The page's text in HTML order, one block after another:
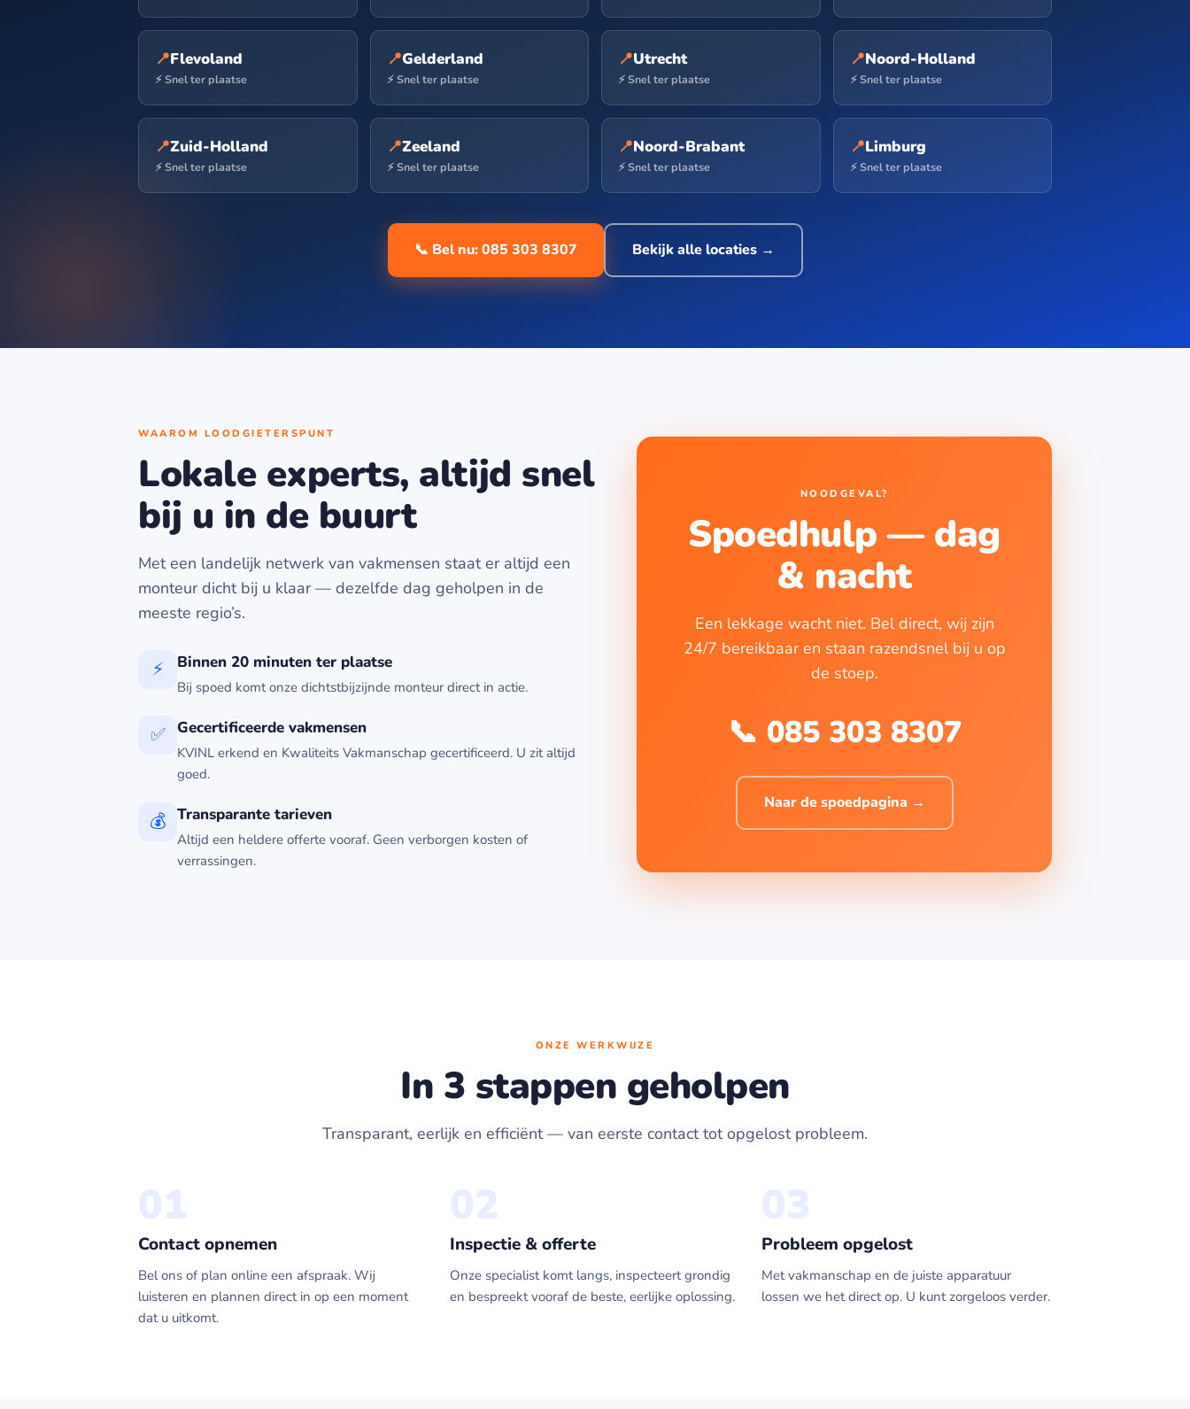
📍Flevoland
⚡ Snel ter plaatse
📍Gelderland
⚡ Snel ter plaatse
📍Utrecht
⚡ Snel ter plaatse
📍Noord-Holland
⚡ Snel ter plaatse
📍Zuid-Holland
⚡ Snel ter plaatse
📍Zeeland
⚡ Snel ter plaatse
📍Noord-Brabant
⚡ Snel ter plaatse
📍Limburg
⚡ Snel ter plaatse
📞 Bel nu: 085 303 8307 Bekijk alle locaties →
WAAROM LOODGIETERSPUNT
Lokale experts, altijd snel
bij u in de buurt
Met een landelijk netwerk van vakmensen staat er altijd een
monteur dicht bij u klaar — dezelfde dag geholpen in de
meeste regio’s.
⚡ Binnen 20 minuten ter plaatse
Bij spoed komt onze dichtstbijzijnde monteur direct in actie.
✅ Gecertificeerde vakmensen
KVINL erkend en Kwaliteits Vakmanschap gecertificeerd. U zit altijd
goed.
💰 Transparante tarieven
Altijd een heldere offerte vooraf. Geen verborgen kosten of
verrassingen.
NOODGEVAL?
Spoedhulp — dag
& nacht
Een lekkage wacht niet. Bel direct, wij zijn
24/7 bereikbaar en staan razendsnel bij u op
de stoep.
📞 085 303 8307
Naar de spoedpagina →
ONZE WERKWIJZE
In 3 stappen geholpen
Transparant, eerlijk en efficiënt — van eerste contact tot opgelost probleem.
Contact opnemen
Bel ons of plan online een afspraak. Wij
luisteren en plannen direct in op een moment
dat u uitkomt.
Inspectie & offerte
Onze specialist komt langs, inspecteert grondig
en bespreekt vooraf de beste, eerlijke oplossing.
Probleem opgelost
Met vakmanschap en de juiste apparatuur
lossen we het direct op. U kunt zorgeloos verder.